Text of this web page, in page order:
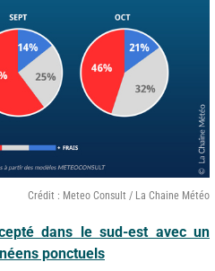
Crédit : Meteo Consult / La Chaine Météo
dans le sud-est avec un
ponctuels